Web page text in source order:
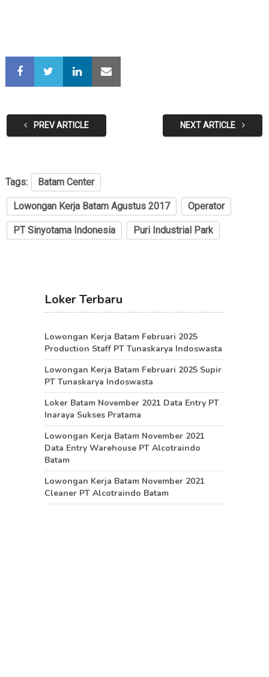
PREV ARTICLE NEXT ARTICLE
Tags: Batam Center
Lowongan Kerja Batam Agustus 2017 Operator
PT Sinyotama Indonesia Puri Industrial Park
Loker Terbaru
Lowongan Kerja Batam Februari 2025
Production Staff PT Tunaskarya Indoswasta
Lowongan Kerja Batam Februari 2025 Supir
PT Tunaskarya Indoswasta
Loker Batam November 2021 Data Entry PT
Inaraya Sukses Pratama
Lowongan Kerja Batam November 2021
Data Entry Warehouse PT Alcotraindo
Batam
Lowongan Kerja Batam November 2021
Cleaner PT Alcotraindo Batam